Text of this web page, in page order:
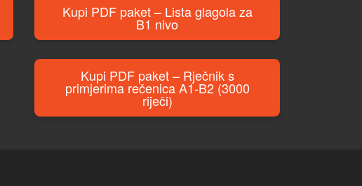
Kupi PDF paket – Lista glagola za
B1 nivo
Kupi PDF paket – Rječnik s
primjerima rečenica A1-B2 (3000
riječi)